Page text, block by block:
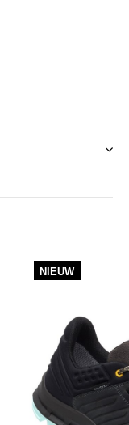
NIEUW